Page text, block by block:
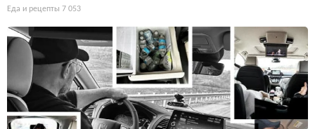
Еда и рецепты 7 053